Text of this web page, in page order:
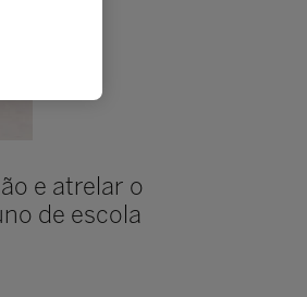
e atrelar o
de escola